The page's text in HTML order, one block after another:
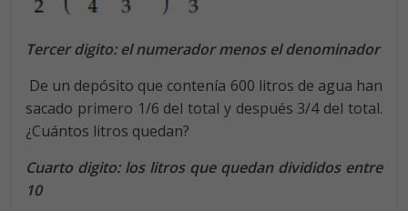
Tercer digito: el numerador menos el denominador
De un depósito que contenía 600 litros de agua han
sacado primero 1/6 del total y después 3/4 del total.
¿Cuántos litros quedan?
Cuarto digito: los litros que quedan divididos entre
10